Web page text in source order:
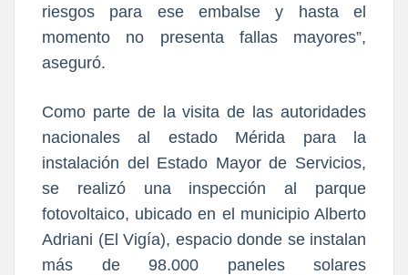
riesgos para ese embalse y hasta el
momento no presenta fallas mayores”,
aseguró.
Como parte de la visita de las autoridades
nacionales al estado Mérida para la
instalación del Estado Mayor de Servicios,
se realizó una inspección al parque
fotovoltaico, ubicado en el municipio Alberto
Adriani (El Vigía), espacio donde se instalan
más de 98.000 paneles solares